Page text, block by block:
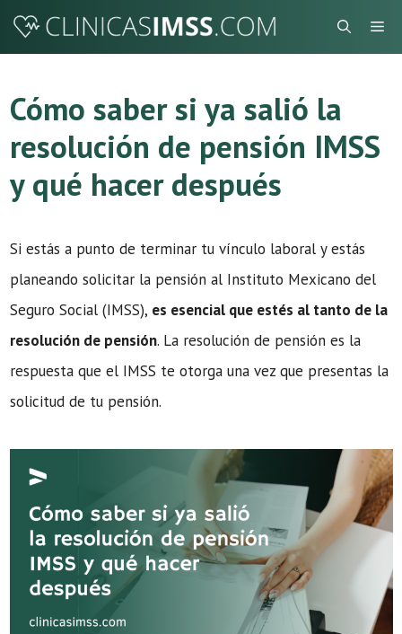
Saltar
Cómo saber si ya salió la
resolución de pensión IMSS
y qué hacer después
Si estás a punto de terminar tu vínculo laboral y estás
planeando solicitar la pensión al Instituto Mexicano del
Seguro Social (IMSS), es esencial que estés al tanto de la
resolución de pensión. La resolución de pensión es la
respuesta que el IMSS te otorga una vez que presentas la
solicitud de tu pensión.